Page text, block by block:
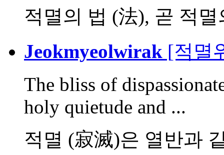
적멸의 법 (法), 곧 적
Jeokmyeolwirak [적멸
The bliss of
holy quietude and ...
적멸 (寂滅)은 열반과